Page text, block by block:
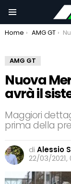
You are here:
Home AMG GT Nuova
AMG GT
Nuova
avrà il
Maggiori
prima della
di Alessio
22/03/2021,